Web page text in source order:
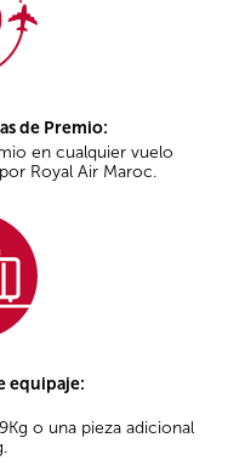
de Premio:
en cualquier vuelo
Royal Air Maroc.
equipaje:
o una pieza adicional